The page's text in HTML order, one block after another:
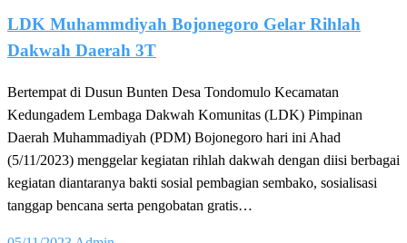
LDK Muhammdiyah Bojonegoro Gelar Rihlah
Dakwah Daerah 3T
Bertempat di Dusun Bunten Desa Tondomulo Kecamatan
Kedungadem Lembaga Dakwah Komunitas (LDK) Pimpinan
Daerah Muhammadiyah (PDM) Bojonegoro hari ini Ahad
(5/11/2023) menggelar kegiatan rihlah dakwah dengan diisi berbagai
kegiatan diantaranya bakti sosial pembagian sembako, sosialisasi
tanggap bencana serta pengobatan gratis…